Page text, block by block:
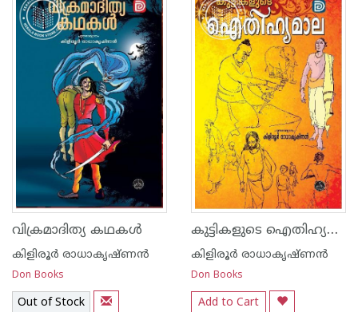
വിക്രമാദിത്യ കഥകള്‍
കിളിരൂര്‍ രാധാകൃഷ്ണന്‍
Don Books
Out of Stock
കുട്ടികളുടെ ഐതിഹ്യമാല
കിളിരൂര്‍ രാധാകൃഷ്ണന്‍
Don Books
Add to Cart